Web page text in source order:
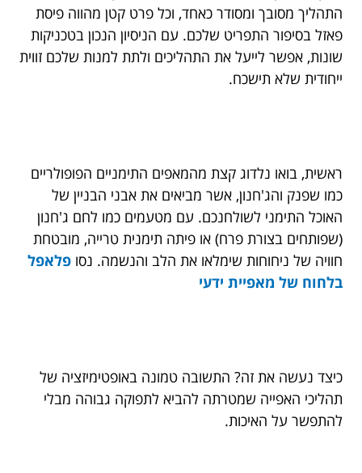
התהליך מסובך ומסודר כאחד, וכל פרט קטן מהווה פיסת
פאזל בסיפור התפריט שלכם. עם הניסיון הנכון בטכניקות
שונות, אפשר לייעל את התהליכים ולתת למנות שלכם זווית
ייחודית שלא תישכח.
ראשית, בואו נלדוג קצת מהמאפים התימניים הפופולריים
כמו שפנק והג'חנון, אשר מביאים את אבני הבניין של
האוכל התימני לשולחנכם. עם מטעמים כמו לחם ג'חנון
(שפותחים בצורת פרח) או פיתה תימנית טרייה, מובטחת
חוויה של ניחוחות שימלאו את הלב והנשמה. נסו פלאפל
בלחוח של מאפיית ידעי
כיצד נעשה את זה? התשובה טמונה באופטימיזציה של
תהליכי האפייה שמטרתה להביא לתפוקה גבוהה מבלי
להתפשר על האיכות.